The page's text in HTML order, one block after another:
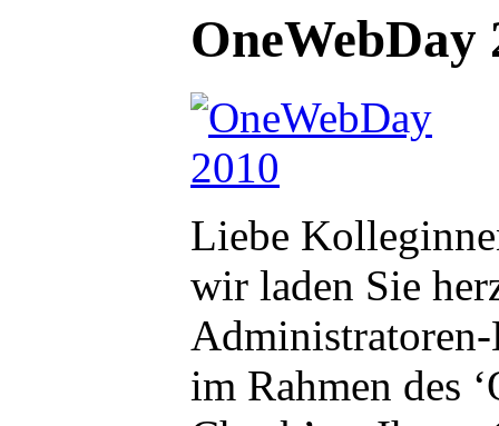
Liebe
wir laden Sie
im Rahmen des